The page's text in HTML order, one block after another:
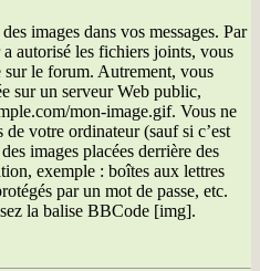
images dans vos messages. Par
autorisé les fichiers joints, vous
sur le forum. Autrement, vous
sur un serveur Web public,
mon-image.gif. Vous ne
votre ordinateur (sauf si c’est
images placées derrière des
exemple : boîtes aux lettres
par un mot de passe, etc.
la balise BBCode [img].